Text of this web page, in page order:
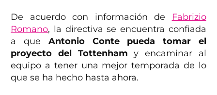
De acuerdo con información de
Fabrizio
Romano, la directiva se encuentra confiada
a que Antonio Conte pueda tomar el
proyecto del Tottenham y encaminar al
equipo a tener una mejor temporada de lo
que se ha hecho hasta ahora.